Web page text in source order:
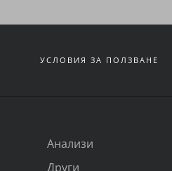
УСЛОВИЯ ЗА ПОЛЗВАНЕ
Анализи
Други